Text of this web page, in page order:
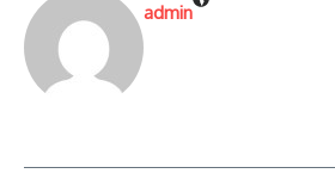
admin